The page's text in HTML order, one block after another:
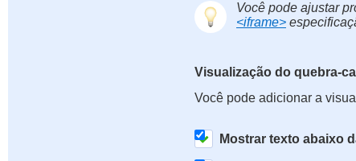
Você pode ajustar
<iframe>
Visualização do quebra-
Você pode adicionar a
Mostrar texto abaixo